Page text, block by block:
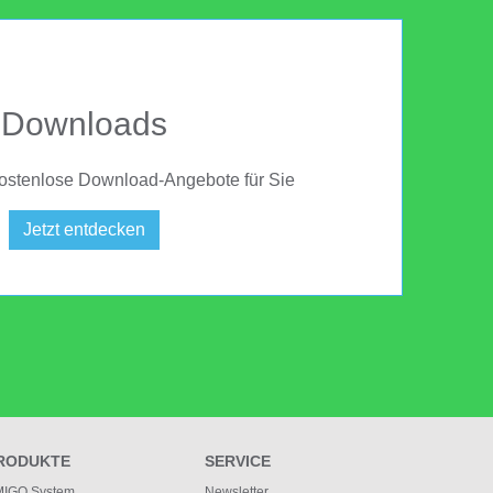
Downloads
Download-Angebote für Sie
Jetzt entdecken
SERVICE